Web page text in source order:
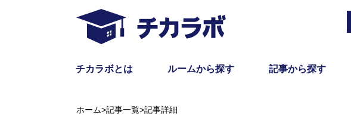
チカラボとは ルームから探す 記事から探す
ホーム>記事一覧>記事詳細